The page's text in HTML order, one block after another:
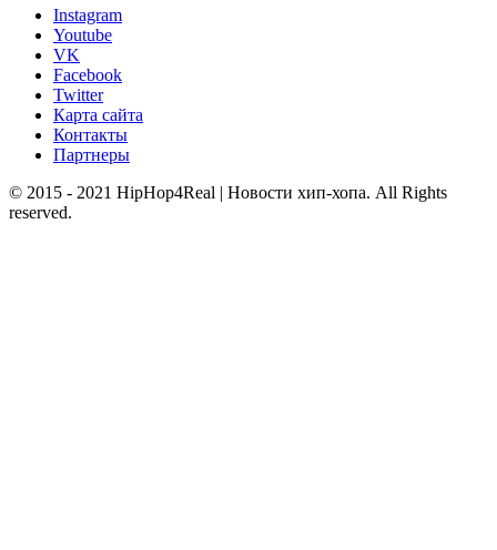
Instagram
Youtube
VK
Facebook
Twitter
Карта сайта
Контакты
Партнеры
© 2015 - 2021 HipHop4Real | Новости хип-хопа. All Rights
reserved.